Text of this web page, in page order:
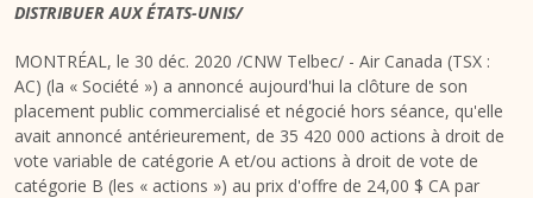
DISTRIBUER AUX ÉTATS-UNIS/
MONTRÉAL, le 30 déc. 2020 /CNW Telbec/ - Air Canada (TSX :
AC) (la « Société ») a annoncé aujourd'hui la clôture de son
placement public commercialisé et négocié hors séance, qu'elle
avait annoncé antérieurement, de 35 420 000 actions à droit de
vote variable de catégorie A et/ou actions à droit de vote de
catégorie B (les « actions ») au prix d'offre de 24,00 $ CA par